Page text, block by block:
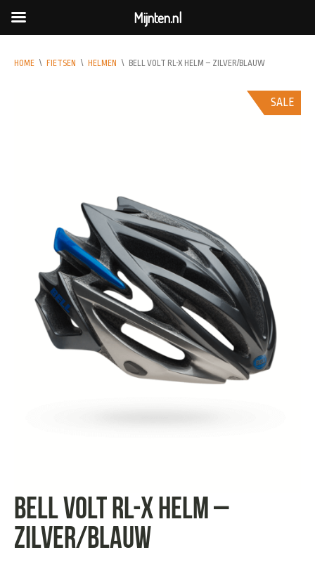
HOME \ FIETSEN \ HELMEN \ BELL VOLT RL-X HELM – ZILVER/BLAUW
SALE
Bell Volt RL-X Helm –
Zilver/Blauw
Mijnten.nl